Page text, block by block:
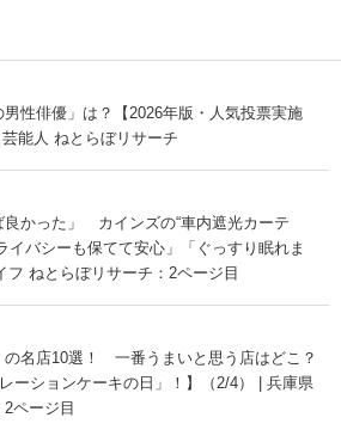
性俳優」は？【2026年版・人気投票実施
能人 ねとらぼリサーチ
良かった」 カインズの“車内遮光カーテ
バシーも保てて安心」「ぐっすり眠れま
フ ねとらぼリサーチ：2ページ目
の名店10選！ 一番うまいと思う店はどこ？
ーションケーキの日」！】（2/4） | 兵庫県
ページ目